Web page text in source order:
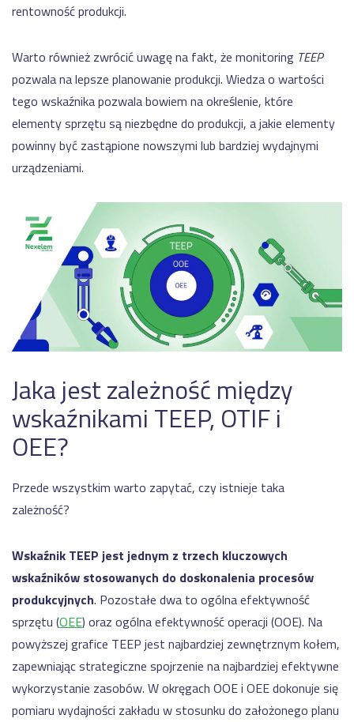
rentowność produkcji.
Warto również zwrócić uwagę na fakt, że monitoring TEEP
pozwala na lepsze planowanie produkcji. Wiedza o wartości
tego wskaźnika pozwala bowiem na określenie, które
elementy sprzętu są niezbędne do produkcji, a jakie elementy
powinny być zastąpione nowszymi lub bardziej wydajnymi
urządzeniami.
Jaka jest zależność między
wskaźnikami TEEP, OTIF i
OEE?
Przede wszystkim warto zapytać, czy istnieje taka
zależność?
Wskaźnik TEEP jest jednym z trzech kluczowych
wskaźników stosowanych do doskonalenia procesów
produkcyjnych. Pozostałe dwa to ogólna efektywność
sprzętu (OEE) oraz ogólna efektywność operacji (OOE). Na
powyższej grafice TEEP jest najbardziej zewnętrznym kołem,
zapewniając strategiczne spojrzenie na najbardziej efektywne
wykorzystanie zasobów. W okręgach OOE i OEE dokonuje się
pomiaru wydajności zakładu w stosunku do założonego planu